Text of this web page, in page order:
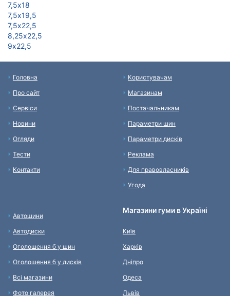
7,5х18
7,5х19,5
7,5х22,5
8,25х22,5
9х22,5
Головна
Про сайт
Сервіси
Новини
Огляди
Тести
Контакти
Користувачам
Магазинам
Постачальникам
Параметри шин
Параметри дисків
Реклама
Для правовласників
Угода
Автошини
Автодиски
Оголошення б у шин
Оголошення б у дисків
Всі магазини
Фото галерея
Магазини гуми в Україні
Київ
Харків
Дніпро
Одеса
Львів